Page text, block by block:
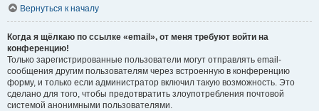
Вернуться к началу
Когда я щёлкаю по ссылке «email», от меня требуют войти на
конференцию!
Только зарегистрированные пользователи могут отправлять email-
сообщения другим пользователям через встроенную в конференцию
форму, и только если администратор включил такую возможность. Это
сделано для того, чтобы предотвратить злоупотребления почтовой
системой анонимными пользователями.